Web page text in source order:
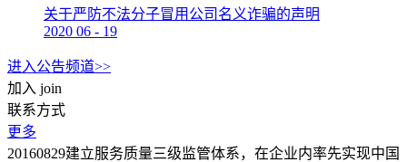
关于严防不法分子冒用公司名义诈骗的声明
2020 06 - 19
进入公告频道>>
加入 join
联系方式
更多
20160829建立服务质量三级监管体系，在企业内率先实现中国